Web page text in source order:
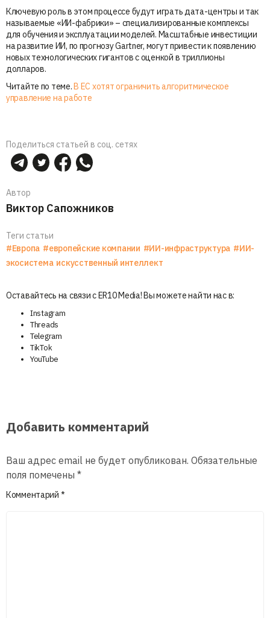
Ключевую роль в этом процессе будут играть дата-центры и так
называемые «ИИ-фабрики» – специализированные комплексы
для обучения и эксплуатации моделей. Масштабные инвестиции
на развитие ИИ, по прогнозу Gartner, могут привести к появлению
новых технологических гигантов с оценкой в триллионы
долларов.
Читайте по теме.В ЕС хотят ограничить алгоритмическое
управление на работе
Поделиться статьей в соц. сетях
Автор
Виктор Сапожников
Теги статьи
#Европа #европейские компании #ИИ-инфраструктура #ИИ-
экосистема искусственный интеллект
Оставайтесь на связи с ER10 Media! Вы можете найти нас в:
Instagram
Threads
Telegram
TikTok
YouTube
Добавить комментарий
Ваш адрес email не будет опубликован. Обязательные
поля помечены *
Комментарий *